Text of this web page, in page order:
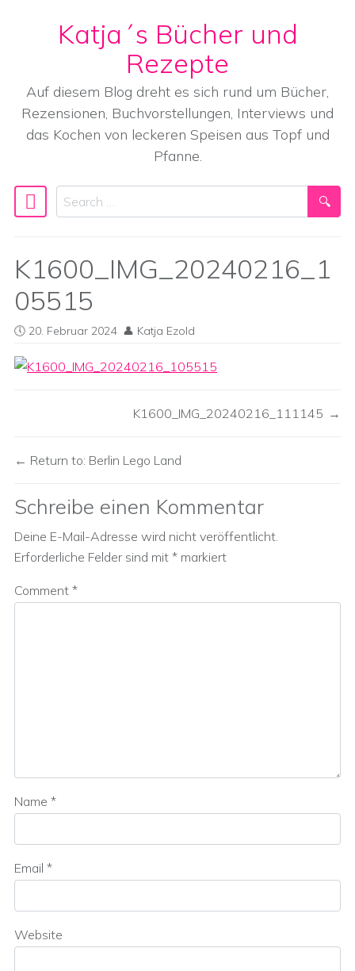
Skip to content
Katja´s Bücher und
Rezepte
Auf diesem Blog dreht es sich rund um Bücher,
Rezensionen, Buchvorstellungen, Interviews und
das Kochen von leckeren Speisen aus Topf und
Pfanne.
Main Navigation
Search
K1600_IMG_20240216_1
05515
20. Februar 2024 Katja Ezold
K1600_IMG_20240216_111145
Return to: Berlin Lego Land
Schreibe einen Kommentar
Deine E-Mail-Adresse wird nicht veröffentlicht.
Erforderliche Felder sind mit * markiert
Comment *
Name *
Email *
Website